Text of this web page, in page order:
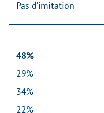
Pas d’imitation
48%
29%
34%
22%